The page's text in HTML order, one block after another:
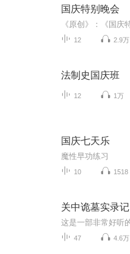
国庆特别晚会
12 2.9万
法制史国庆班
12 1万
国庆七天乐
魔性早功练习
10 1518
关中诡墓实录记
47 4.6万